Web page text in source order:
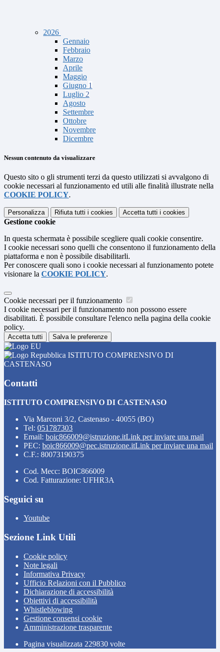
2026
Gennaio
Febbraio
Marzo
Aprile
Maggio
Giugno 1
Luglio 2
Agosto
Settembre
Ottobre
Novembre
Dicembre
Nessun contenuto da visualizzare
Questo sito o gli strumenti terzi da questo utilizzati si avvalgono di
cookie necessari al funzionamento ed utili alle finalità illustrate nella
COOKIE POLICY.
Personalizza Rifiuta tutti i cookies Accetta tutti i cookies
Gestione cookie
In questa schermata è possibile scegliere quali cookie consentire.
I cookie necessari sono quelli che consentono il funzionamento della
piattaforma e non è possibile disabilitarli.
Per conoscere quali sono i cookie necessari al funzionamento potete
visionare la COOKIE POLICY.
Cookie necessari per il funzionamento
I cookie necessari per il funzionamento non possono essere
disabilitati. È possibile consultare l'elenco nella pagina della cookie
policy.
Accetta tutti Salva le preferenze
ISTITUTO COMPRENSIVO DI
CASTENASO
Contatti
ISTITUTO COMPRENSIVO DI CASTENASO
Via Marconi 3/2, Castenaso - 40055 (BO)
Tel: 051787303
Email: boic866009@istruzione.itLink per inviare una mail
PEC: boic866009@pec.istruzione.itLink per inviare una mail
C.F.: 80073190375
Cod. Mecc: BOIC866009
Cod. Fatturazione: UFHR3A
Seguici su
Youtube
Sezione Link Utili
Cookie policy
Note legali
Informativa Privacy
Ufficio Relazioni con il Pubblico
Dichiarazione di accessibilità
Obiettivi di accessibilità
Whistleblowing
Gestione consensi cookie
Amministrazione trasparente
Pagina visualizzata 229830 volte